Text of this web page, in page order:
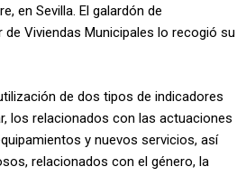
en Sevilla. El galardón de
Viviendas Municipales lo recogió su
de dos tipos de indicadores
los relacionados con las actuaciones
y nuevos servicios, así
relacionados con el género, la